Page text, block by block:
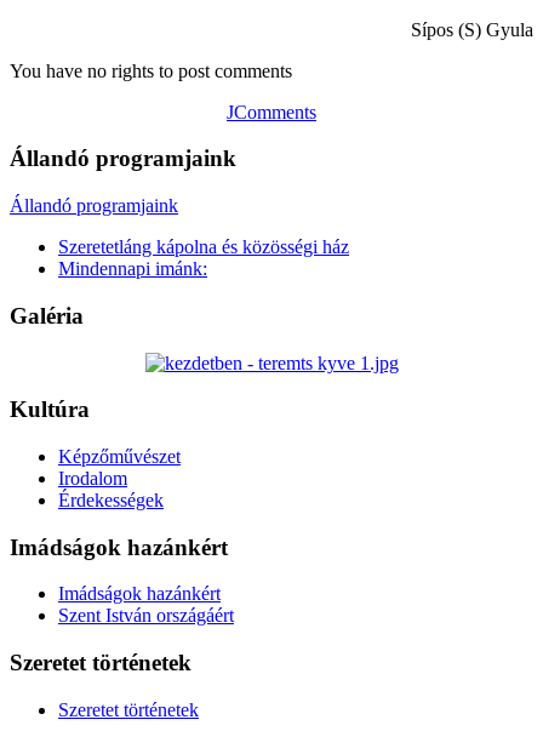
Sípos (S) Gyula
You have no rights to post comments
JComments
Állandó programjaink
Állandó programjaink
Szeretetláng kápolna és közösségi ház
Mindennapi imánk:
Galéria
Kultúra
Képzőművészet
Irodalom
Érdekességek
Imádságok hazánkért
Imádságok hazánkért
Szent István országáért
Szeretet történetek
Szeretet történetek